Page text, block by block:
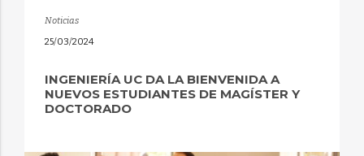
Noticias
25/03/2024
INGENIERÍA UC DA LA BIENVENIDA A
NUEVOS ESTUDIANTES DE MAGÍSTER Y
DOCTORADO